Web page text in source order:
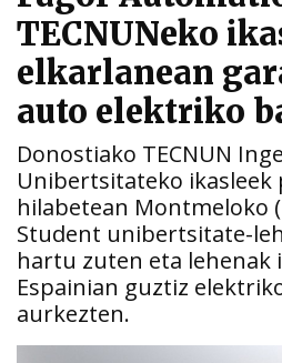
TECNUNeko
elkarlanean
auto elektriko
Donostiako TECNUN
Unibertsitateko ikasleek
hilabetean Montmeloko
Student unibertsitate-
hartu zuten eta lehenak
Espainian guztiz
aurkezten.